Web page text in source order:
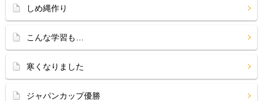
しめ縄作り
こんな学習も…
寒くなりました
ジャパンカップ優勝